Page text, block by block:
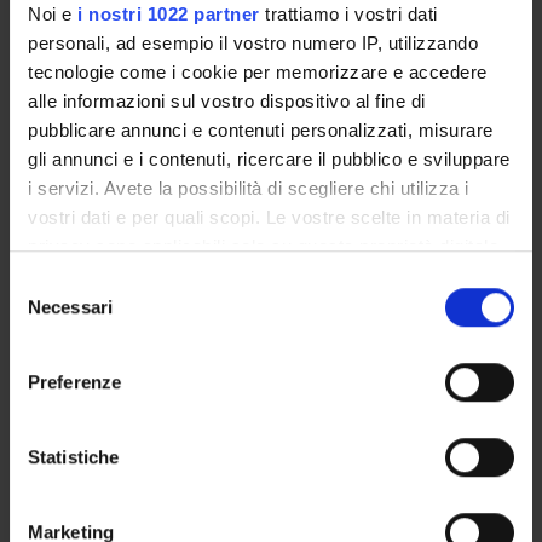
Noi e i nostri 1022 partner trattiamo i vostri dati
personali, ad esempio il vostro numero IP, utilizzando
tecnologie come i cookie per memorizzare e accedere
alle informazioni sul vostro dispositivo al fine di
pubblicare annunci e contenuti personalizzati, misurare
gli annunci e i contenuti, ricercare il pubblico e sviluppare
i servizi. Avete la possibilità di scegliere chi utilizza i
vostri dati e per quali scopi. Le vostre scelte in materia di
privacy sono applicabili solo su questa proprietà digitale
modificare o revocare il proprio consenso in qualsiasi
momento dalla Dichiarazione sui cookie o facendo clic
raccogliere informazioni sulla tua posizione
geografica, con un'approssimazione di qualche
Necessari
Preferenze
Statistiche
Marketing
History of the Ancient Near
East (i)
6 B
STAA-
Medieval History (i) 6 B
HIST-
01/A
Humanistic informatics
3 F
INFO-
01/A
SSD
Roman History (i p)
STAN-